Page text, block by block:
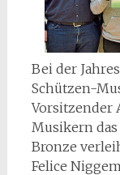
Bei der
Schützen-
Vorsitzender
Musikern
Bronze
Felice